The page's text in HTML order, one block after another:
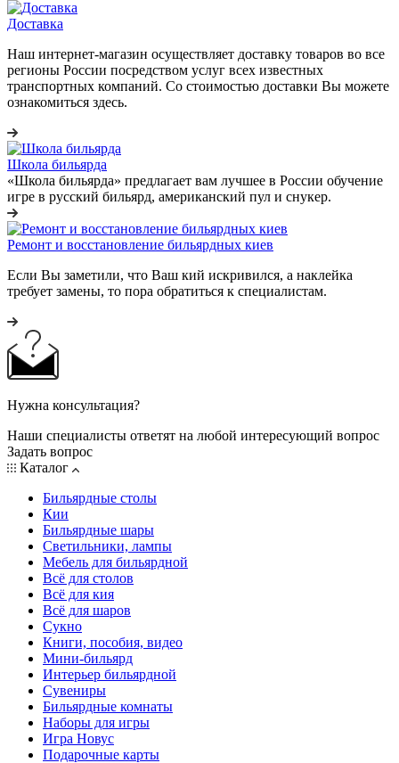
Доставка
Наш интернет-магазин осуществляет доставку товаров во все
регионы России посредством услуг всех известных
транспортных компаний. Со стоимостью доставки Вы можете
ознакомиться здесь.
Школа бильярда
«Школа бильярда» предлагает вам лучшее в России обучение
игре в русский бильярд, американский пул и снукер.
Ремонт и восстановление бильярдных киев
Если Вы заметили, что Ваш кий искривился, а наклейка
требует замены, то пора обратиться к специалистам.
Нужна консультация?
Наши специалисты ответят на любой интересующий вопрос
Задать вопрос
Каталог
Бильярдные столы
Кии
Бильярдные шары
Светильники, лампы
Мебель для бильярдной
Всё для столов
Всё для кия
Всё для шаров
Сукно
Книги, пособия, видео
Мини-бильярд
Интерьер бильярдной
Сувениры
Бильярдные комнаты
Наборы для игры
Игра Новус
Подарочные карты